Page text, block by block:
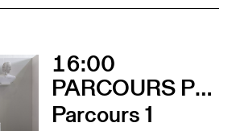
16:00
PARCOURS PERFORMANCES
Parcours 1